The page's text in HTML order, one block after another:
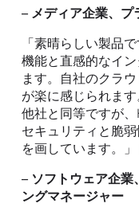
– メディア企業、
「素晴らしい製品
機能と直感的なイ
ます。自社のクラ
が楽に感じられま
他社と同等ですが
セキュリティと脆
を画しています。
– ソフトウェア企業
ングマネージャー